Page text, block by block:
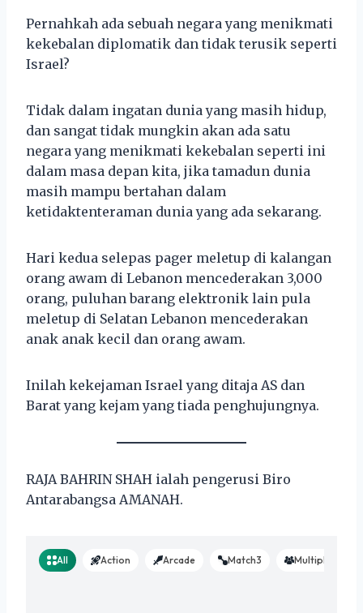
Pernahkah ada sebuah negara yang menikmati
kekebalan diplomatik dan tidak terusik seperti
Israel?
Tidak dalam ingatan dunia yang masih hidup,
dan sangat tidak mungkin akan ada satu
negara yang menikmati kekebalan seperti ini
dalam masa depan kita, jika tamadun dunia
masih mampu bertahan dalam
ketidaktenteraman dunia yang ada sekarang.
Hari kedua selepas pager meletup di kalangan
orang awam di Lebanon mencederakan 3,000
orang, puluhan barang elektronik lain pula
meletup di Selatan Lebanon mencederakan
anak anak kecil dan orang awam.
Inilah kekejaman Israel yang ditaja AS dan
Barat yang kejam yang tiada penghujungnya.
RAJA BAHRIN SHAH ialah pengerusi Biro
Antarabangsa AMANAH.